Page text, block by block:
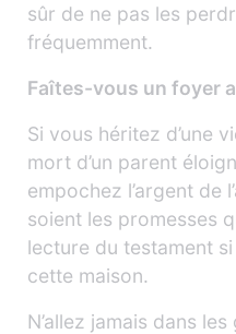
sûr de ne pas les
fréquemment.
Faîtes-vous un foyer
Si vous héritez d’une
mort d’un parent
empochez l’argent de
soient les promesses
lecture du testament
cette maison.
N’allez jamais dans